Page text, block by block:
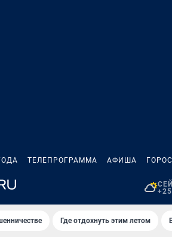
ТЕЛЕПРОГРАММА АФИША
Где отдохнуть этим летом